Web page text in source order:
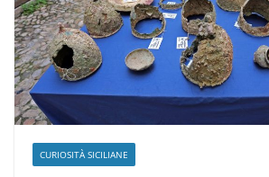
CURIOSITÀ SICILIANE